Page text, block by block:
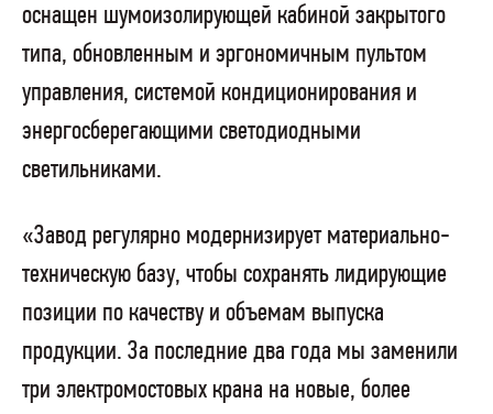
оснащен шумоизолирующей кабиной закрытого
типа, обновленным и эргономичным пультом
управления, системой кондиционирования и
энергосберегающими светодиодными
светильниками.
«Завод регулярно модернизирует материально-
техническую базу, чтобы сохранять лидирующие
позиции по качеству и объемам выпуска
продукции. За последние два года мы заменили
три электромостовых крана на новые, более